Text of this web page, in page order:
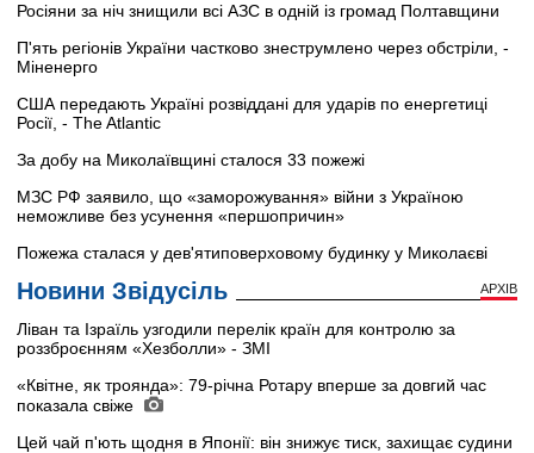
Росіяни за ніч знищили всі АЗС в одній із громад Полтавщини
П'ять регіонів України частково знеструмлено через обстріли, -
Міненерго
США передають Україні розвіддані для ударів по енергетиці
Росії, - The Atlantic
За добу на Миколаївщині сталося 33 пожежі
МЗС РФ заявило, що «заморожування» війни з Україною
неможливе без усунення «першопричин»
Пожежа сталася у дев'ятиповерховому будинку у Миколаєві
Новини Звідусіль АРХІВ
Ліван та Ізраїль узгодили перелік країн для контролю за
роззброєнням «Хезболли» - ЗМІ
«Квітне, як троянда»: 79-річна Ротару вперше за довгий час
показала свіже
Цей чай п'ють щодня в Японії: він знижує тиск, захищає судини